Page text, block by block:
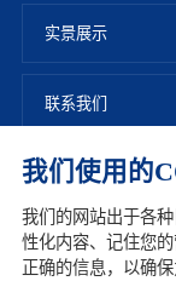
实景展示
联系我们
友情链接 网
我们使用的
我们的网站出于各
性化内容、记住您
正确的信息，以确